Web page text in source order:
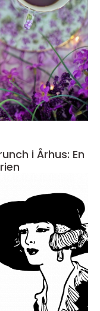
i Århus: En